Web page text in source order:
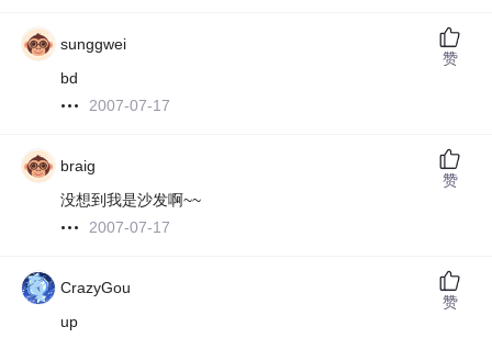
sunggwei
bd
2007-07-17
赞
braig
没想到我是沙发啊~~
2007-07-17
赞
CrazyGou
up
赞